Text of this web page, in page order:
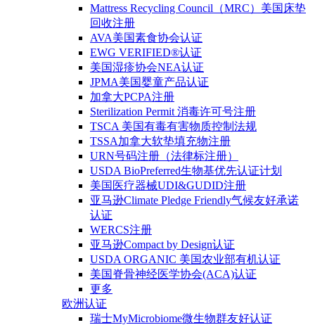
Mattress Recycling Council（MRC）美国床垫
回收注册
AVA美国素食协会认证
EWG VERIFIED®认证
美国湿疹协会NEA认证
JPMA美国婴童产品认证
加拿大PCPA注册
Sterilization Permit 消毒许可号注册
TSCA 美国有毒有害物质控制法规
TSSA加拿大软垫填充物注册
URN号码注册（法律标注册）
USDA BioPreferred生物基优先认证计划
美国医疗器械UDI&GUDID注册
亚马逊Climate Pledge Friendly气候友好承诺
认证
WERCS注册
亚马逊Compact by Design认证
USDA ORGANIC 美国农业部有机认证
美国脊骨神经医学协会(ACA)认证
更多
欧洲认证
瑞士MyMicrobiome微生物群友好认证